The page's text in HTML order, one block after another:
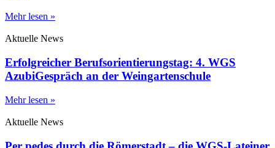
Mehr lesen »
Aktuelle News
Erfolgreicher Berufsorientierungstag: 4. WGS
AzubiGespräch an der Weingartenschule
Mehr lesen »
Aktuelle News